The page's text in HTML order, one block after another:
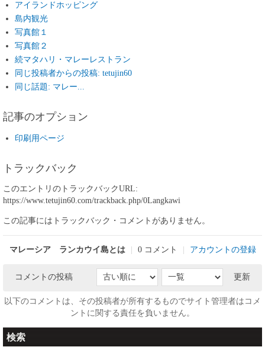
アイランドホッピング
島内観光
写真館１
写真館２
続マタハリ・マレーレストラン
同じ投稿者からの投稿: tetujin60
同じ話題: マレー...
記事のオプション
印刷用ページ
トラックバック
このエントリのトラックバックURL:
https://www.tetujin60.com/trackback.php/0Langkawi
この記事にはトラックバック・コメントがありません。
マレーシア ランカウイ島とは 0 コメント アカウントの登録
コメントの投稿 更新
以下のコメントは、その投稿者が所有するものでサイト管理者はコメ
ントに関する責任を負いません。
検索